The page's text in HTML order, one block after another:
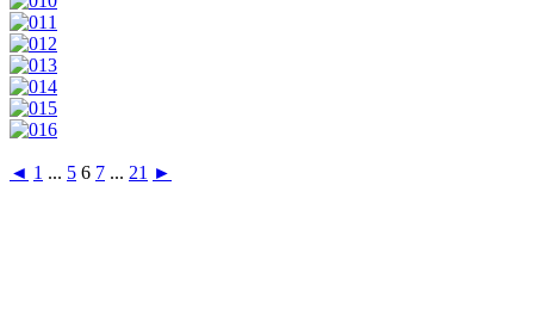
◄ 1 ... 5 6 7 ... 21 ►